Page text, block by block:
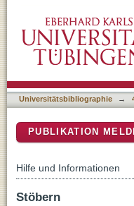
expansion in
Universitätsbibliographie →
PUBLIKATION
Hilfe und Informationen
Stöbern